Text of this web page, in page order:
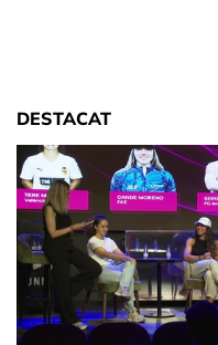
DESTACAT